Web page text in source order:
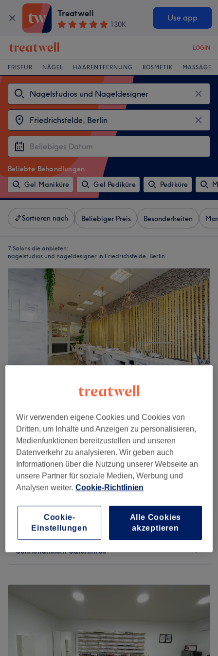
Treatwell
130K
Use app
LOGIN
FRISEUR NÄGEL HAARENTFERNUNG KOSMETIK MASSAGE
Beliebte Behandlungen
Gel Maniküre
Gel Pediküre Pediküre
Sortieren nach Beliebiger Preis Besonderheiten
7 Salons die anbieten:
nagelstudios und nageldesigner in Friedrichsfelde, Berlin
4,8
2007 Bewertungen
Rummelsburg, Berlin
Auf Karte anzeigen
Nagelmodellage - Neuanlage mit UV-Gel-
System
45 Min. - 1 Std.
Nagelmodellage - Neuanlage mit Pulver-
45 Min. - 1 Std.
Pediküre mit Shellac/UV-Gellack
40 Min.
Schnellansicht Saloninfos
09:00
09:00
Samstag
09:00–20:00
Geschlossen
Wir verwenden eigene Cookies und Cookies von
Dritten, um Inhalte und Anzeigen zu personalisieren,
Medienfunktionen bereitzustellen und unseren
Datenverkehr zu analysieren. Wir geben auch
Informationen über die Nutzung unserer Webseite an
unsere Partner für soziale Medien, Werbung und
Analysen weiter. Cookie-Richtlinien
Cookie-
Einstellungen
Alle Cookies
akzeptieren